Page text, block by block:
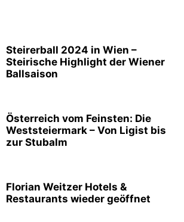
Steirerball 2024 in Wien –
Steirische Highlight der Wiener
Ballsaison
Österreich vom Feinsten: Die
Weststeiermark – Von Ligist bis
zur Stubalm
Florian Weitzer Hotels &
Restaurants wieder geöffnet